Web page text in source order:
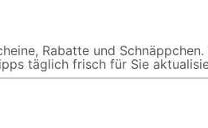
Rabatte und Schnäppchen.
täglich frisch für Sie